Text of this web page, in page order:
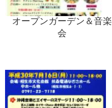
オープンガーデン＆音楽
会